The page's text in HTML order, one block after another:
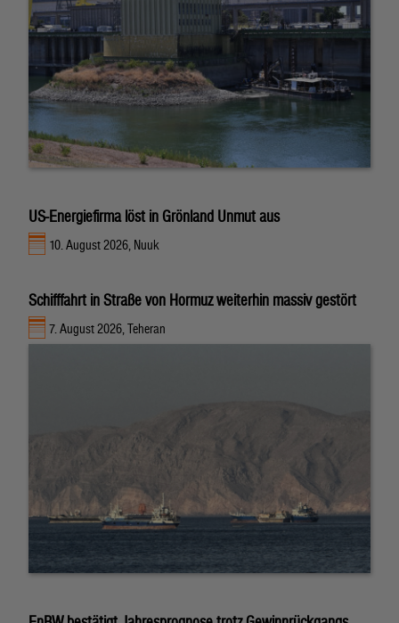
US-Energiefirma löst in Grönland Unmut aus
10. August 2026, Nuuk
Schifffahrt in Straße von Hormuz weiterhin massiv gestört
7. August 2026, Teheran